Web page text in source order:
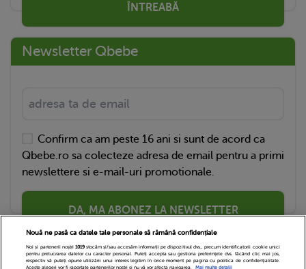
ÎNTREABĂ
Newsletter Qbebe
Confirm ca am peste 16 ani si sunt de acord ca
Qbebe.ro sa colecteze adresa de email pentru a primi
newslettere si e-mail-uri promotionale.
DA, MA ABONEZ LA NEWSLETTER
Nouă ne pasă ca datele tale personale să rămână confidențiale
Noi și partenerii noștri 1019stocăm și/sau accesăm informații pe dispozitivul dvs., precum identificatorii cookie unici
pentru prelucrarea datelor cu caracter personal. Puteți accepta sau gestiona preferințele dvs. făcând clic mai jos,
respectiv vă puteți opune utilizării unui interes legitim în orice moment pe pagina cu politica de confidențialitate.
Aceste alegeri vor fi raportate partenerilor noștri și nu vă vor afecta navigarea.
Mai multe detalii